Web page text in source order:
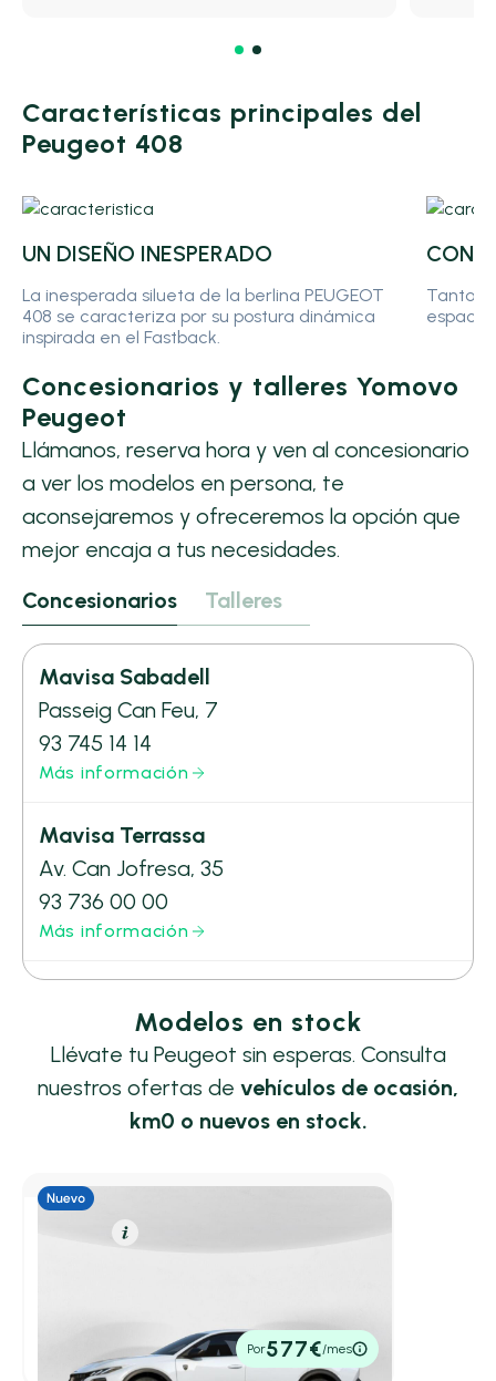
Características principales del
Peugeot 408
UN DISEÑO INESPERADO
La inesperada silueta de la berlina PEUGEOT
408 se caracteriza por su postura dinámica
inspirada en el Fastback.
Tanto
Concesionarios y talleres Yomovo
Peugeot
Llámanos, reserva hora y ven al concesionario
a ver los modelos en persona, te
aconsejaremos y ofreceremos la opción que
mejor encaja a tus necesidades.
Concesionarios
Talleres
Mavisa Sabadell
Passeig Can Feu, 7
93 745 14 14
Más información
Mavisa Terrassa
Av. Can Jofresa, 35
93 736 00 00
Más información
Modelos en stock
Llévate tu Peugeot sin esperas. Consulta
nuestros ofertas de vehículos de ocasión,
km0 o nuevos en stock.
Resumen
P.V.P. contado
Por577€/mes